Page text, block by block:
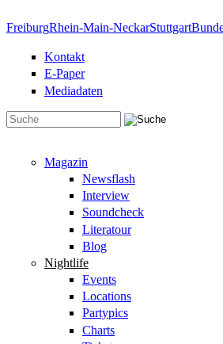
FreiburgRhein-Main-NeckarStuttgart
Kontakt
E-Paper
Mediadaten
Magazin
Newsflash
Interview
Soundcheck
Literatour
Blog
Nightlife
Events
Locations
Partypics
Charts